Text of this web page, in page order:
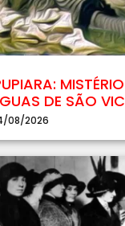
DE SÃO
08/2026